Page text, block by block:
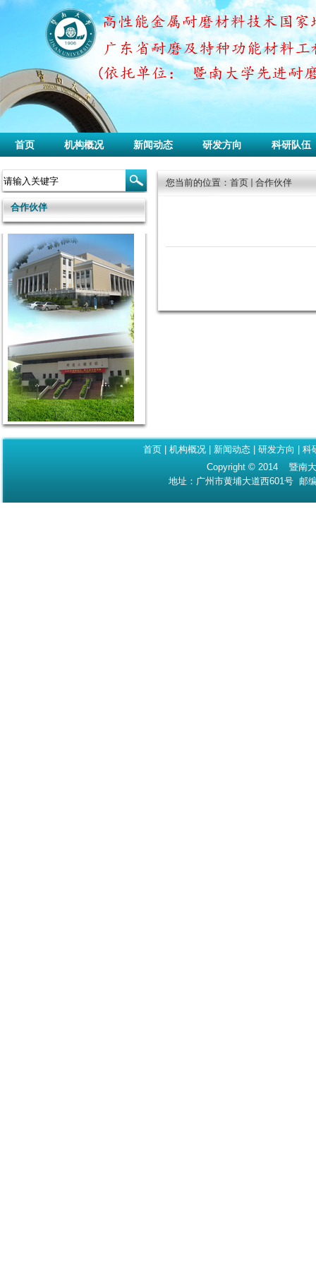
首页 机构概况 新闻动态 研发方向 科研队伍
合作伙伴
您当前的位置： 首页 合作伙伴
首页 |机构概况 新闻动态 |研发方向 |科
Copyright © 2014 暨南
地址：广州市黄埔大道西601号 邮